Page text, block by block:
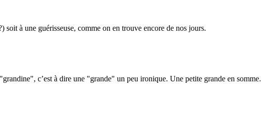
à une guérisseuse, comme on en trouve encore de nos jours.
c’est à dire une "grande" un peu ironique. Une petite grande en somme.